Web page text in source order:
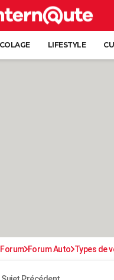
LIFESTYLE
Forum Forum Auto Types de